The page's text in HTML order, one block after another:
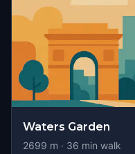
Waters Garden
2699 m · 36 min walk